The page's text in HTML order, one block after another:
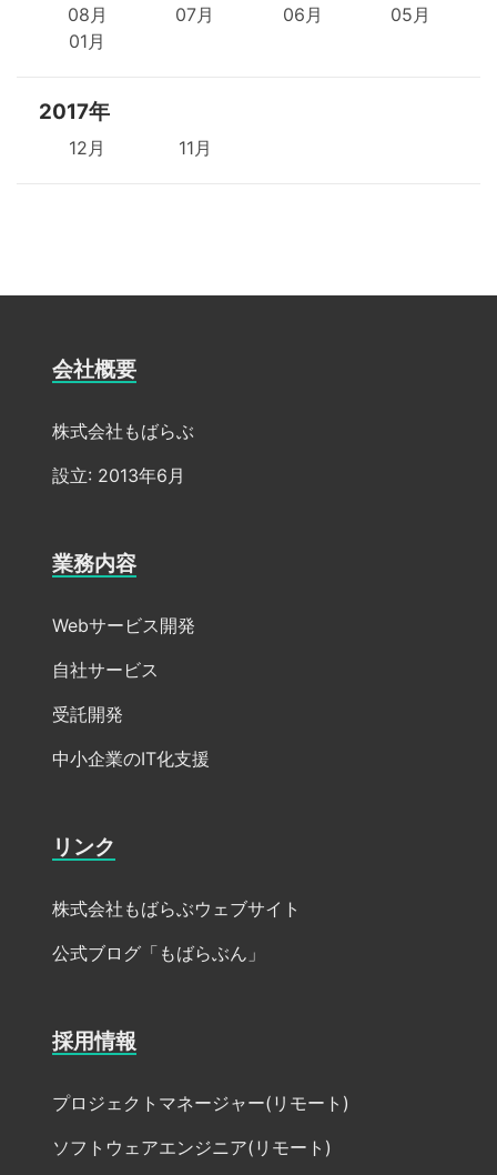
08月
07月 06月
05月
01月
2017年
12月 11月
会社概要
株式会社もばらぶ
設立: 2013年6月
業務内容
Webサービス開発
自社サービス
受託開発
中小企業のIT化支援
リンク
株式会社もばらぶウェブサイト
公式ブログ「もばらぶん」
採用情報
プロジェクトマネージャー(リモート)
ソフトウェアエンジニア(リモート)